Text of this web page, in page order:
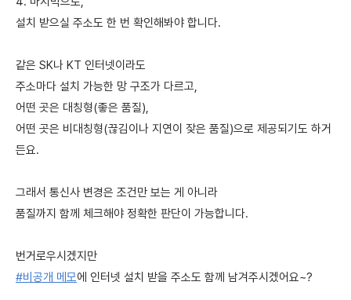
설치 받으실 주소도 한 번 확인해봐야 합니다.
같은 SK나 KT 인터넷이라도
주소마다 설치 가능한 망 구조가 다르고,
어떤 곳은 대칭형(좋은 품질),
어떤 곳은 비대칭형(끊김이나 지연이 잦은 품질)으로 제공되기도 하거
든요.
그래서 통신사 변경은 조건만 보는 게 아니라
품질까지 함께 체크해야 정확한 판단이 가능합니다.
번거로우시겠지만
#비공개 메모에 인터넷 설치 받을 주소도 함께 남겨주시겠어요~?